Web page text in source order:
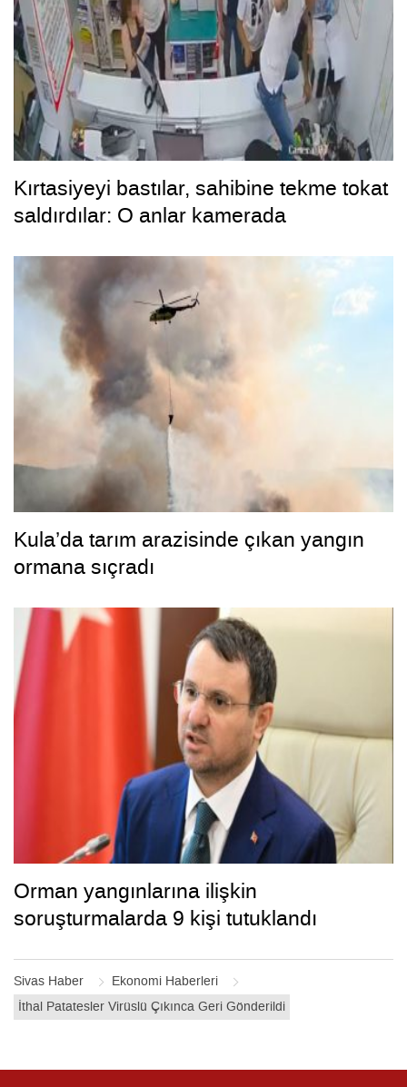
Sivas Haber
Ekonomi Haberleri
İthal Patatesler Virüslü Çıkınca Geri Gönderildi
Kırtasiyeyi bastılar, sahibine tekme tokat
saldırdılar: O anlar kamerada
Kula’da tarım arazisinde çıkan yangın
ormana sıçradı
Orman yangınlarına ilişkin
soruşturmalarda 9 kişi tutuklandı